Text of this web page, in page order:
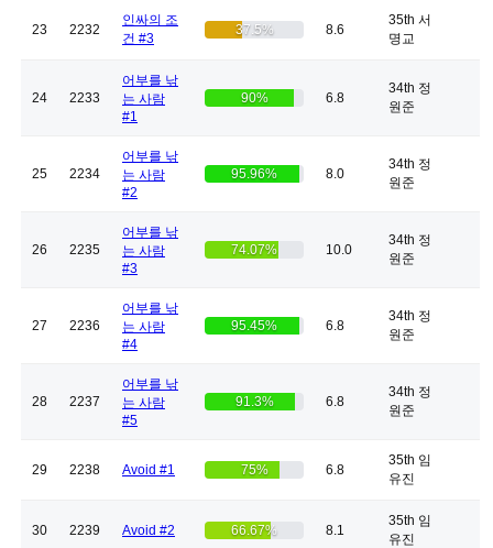
23 2232
인싸의 조
건 #3
37.5% 8.6
35th 서
명교
24 2233
어부를 낚
는 사람
#1
90% 6.8
34th 정
원준
25 2234
어부를 낚
는 사람
#2
95.96% 8.0
34th 정
원준
26 2235
어부를 낚
는 사람
#3
74.07% 10.0
34th 정
원준
27 2236
어부를 낚
는 사람
#4
95.45% 6.8
34th 정
원준
28 2237
어부를 낚
는 사람
#5
91.3% 6.8
34th 정
원준
29 2238 Avoid #1 75% 6.8
35th 임
유진
30 2239 Avoid #2 66.67% 8.1
35th 임
유진